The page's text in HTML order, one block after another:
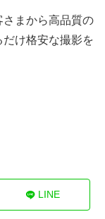
まから高品質の
け格安な撮影を
LINE